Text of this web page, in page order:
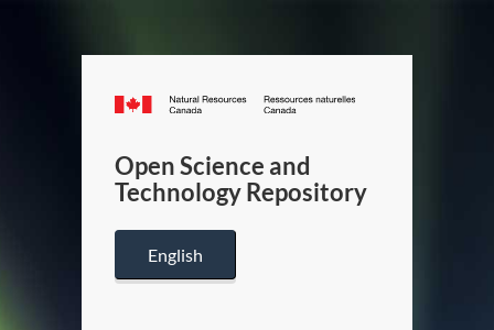
Canada.ca
/
Canada
Open Science and
Technology Repository
English